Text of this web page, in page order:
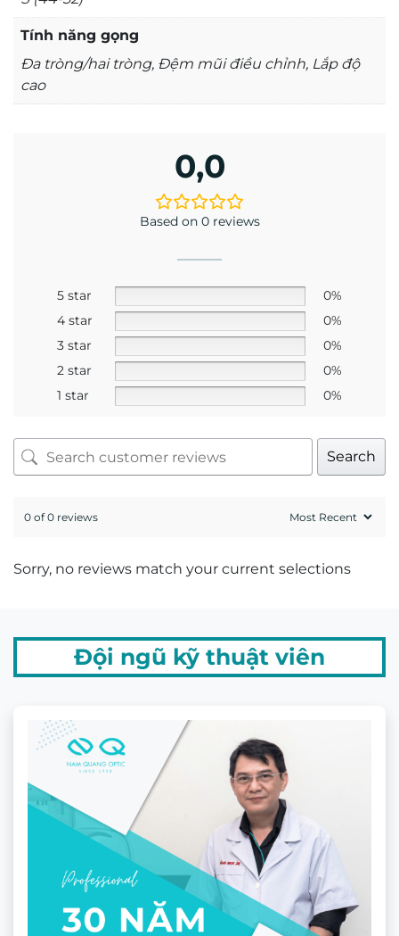
tròng chiết suất cao để kính mỏng đẹp
➡️ Dễ phối đồ với nhiều phong cách khác nhau
➡️ Phù hợp cho cả nam và nữ.
Tính năng gọng
Đa tròng/hai tròng, Đệm mũi điều chỉnh, Lắp độ
cao
0,0
Based on 0 reviews
5 star
0%
4 star
0%
3 star
0%
2 star
0%
1 star
0%
Search
0 of 0 reviews
Sorry, no reviews match your current selections
Đội ngũ kỹ thuật viên